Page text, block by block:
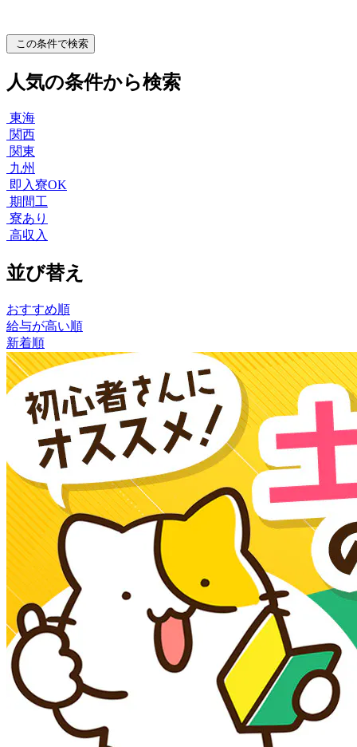
この条件で検索
人気の条件から検索
東海
関西
関東
九州
即入寮OK
期間工
寮あり
高収入
並び替え
おすすめ順
給与が高い順
新着順